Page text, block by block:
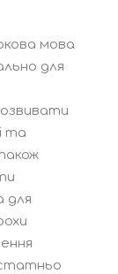
мова
для
та
для